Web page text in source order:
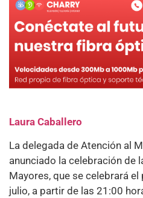
Laura Caballero
La delegada de Atención al
anunciado la celebración de
Mayores, que se celebrará
julio, a partir de las 21:00